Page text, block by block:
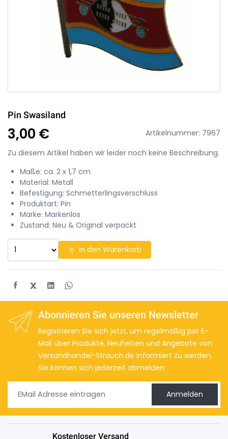
Pin Swasiland
3,00 €
Artikelnummer: 7967
Zu diesem Artikel haben wir leider noch keine Beschreibung.
Maße: ca. 2 x 1,7 cm
Material: Metall
Befestigung: Schmetterlingsverschluss
Produktart: Pin
Marke: Markenlos
Zustand: Neu & Original verpackt
In den Warenkorb
X
Abonnieren Sie unseren Newsletter
Registrieren Sie sich jetzt, um regelmäßig per E-
Mail über Produkte, Neuheiten und Angebote von
Versandhandel-Strauch.de informiert zu werden.
Sie können sich jederzeit abmelden.
Anmelden
Kostenloser Versand